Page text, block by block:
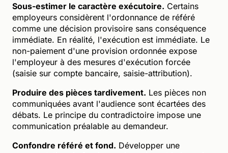
Sous-estimer le caractère exécutoire. Certains
employeurs considèrent l'ordonnance de référé
comme une décision provisoire sans conséquence
immédiate. En réalité, l'exécution est immédiate. Le
non-paiement d'une provision ordonnée expose
l'employeur à des mesures d'exécution forcée
(saisie sur compte bancaire, saisie-attribution).
Produire des pièces tardivement. Les pièces non
communiquées avant l'audience sont écartées des
débats. Le principe du contradictoire impose une
communication préalable au demandeur.
Confondre référé et fond. Développer une